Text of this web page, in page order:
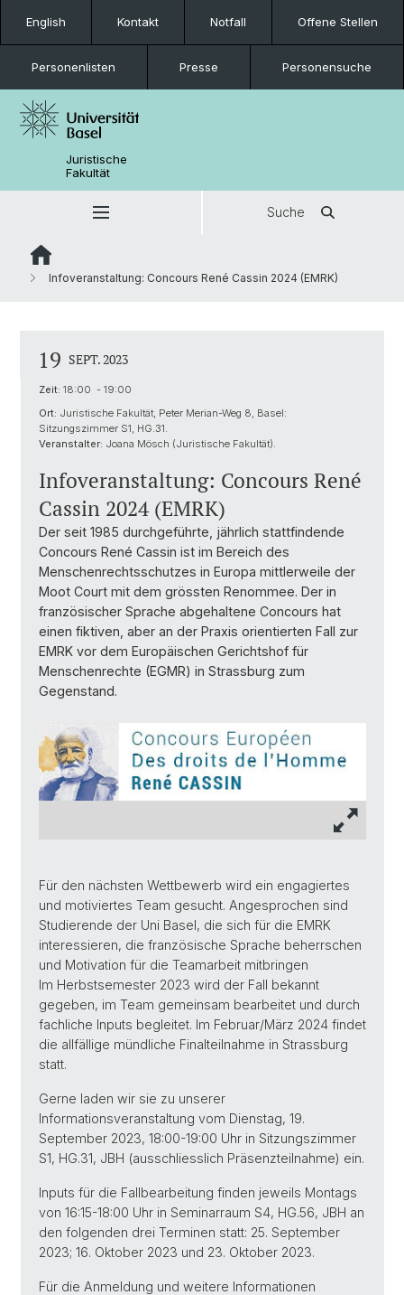
English Kontakt Notfall Offene Stellen
Personenlisten Presse Personensuche
Juristische
Fakultät
Suche
Infoveranstaltung: Concours René Cassin 2024 (EMRK)
19 SEPT. 2023
Zeit: 18:00 - 19:00
Ort: Juristische Fakultät, Peter Merian-Weg 8, Basel:
Sitzungszimmer S1, HG.31.
Veranstalter: Joana Mösch (Juristische Fakultät).
Infoveranstaltung: Concours René
Cassin 2024 (EMRK)
Der seit 1985 durchgeführte, jährlich stattfindende
Concours René Cassin ist im Bereich des
Menschenrechtsschutzes in Europa mittlerweile der
Moot Court mit dem grössten Renommee. Der in
französischer Sprache abgehaltene Concours hat
einen fiktiven, aber an der Praxis orientierten Fall zur
EMRK vor dem Europäischen Gerichtshof für
Menschenrechte (EGMR) in Strassburg zum
Gegenstand.
Für den nächsten Wettbewerb wird ein engagiertes
und motiviertes Team gesucht. Angesprochen sind
Studierende der Uni Basel, die sich für die EMRK
interessieren, die französische Sprache beherrschen
und Motivation für die Teamarbeit mitbringen
Im Herbstsemester 2023 wird der Fall bekannt
gegeben, im Team gemeinsam bearbeitet und durch
fachliche Inputs begleitet. Im Februar/März 2024 findet
die allfällige mündliche Finalteilnahme in Strassburg
statt.
Gerne laden wir sie zu unserer
Informationsveranstaltung vom Dienstag, 19.
September 2023, 18:00-19:00 Uhr in Sitzungszimmer
S1, HG.31, JBH (ausschliesslich Präsenzteilnahme) ein.
Inputs für die Fallbearbeitung finden jeweils Montags
von 16:15-18:00 Uhr in Seminarraum S4, HG.56, JBH an
den folgenden drei Terminen statt: 25. September
2023; 16. Oktober 2023 und 23. Oktober 2023.
Für die Anmeldung und weitere Informationen